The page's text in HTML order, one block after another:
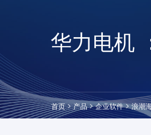
华力电机
首页>产品>企业软件>浪潮